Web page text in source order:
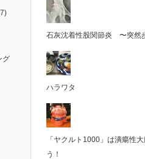
グ
石灰沈着性股関節炎 〜突然
ハラワタ
「ヤクルト1000」は潰瘍性
う！